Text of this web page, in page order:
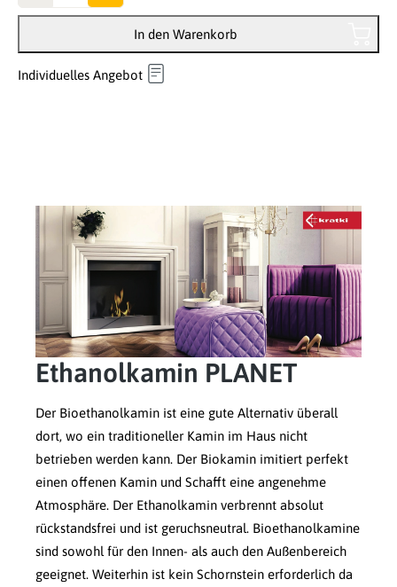
In den Warenkorb
Individuelles Angebot
Ethanolkamin PLANET
Der Bioethanolkamin ist eine gute Alternativ überall
dort, wo ein traditioneller Kamin im Haus nicht
betrieben werden kann. Der Biokamin imitiert perfekt
einen offenen Kamin und Schafft eine angenehme
Atmosphäre. Der Ethanolkamin verbrennt absolut
rückstandsfrei und ist geruchsneutral. Bioethanolkamine
sind sowohl für den Innen- als auch den Außenbereich
geeignet. Weiterhin ist kein Schornstein erforderlich da